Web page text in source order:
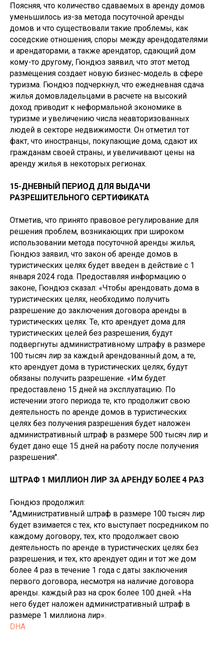
Поясняя, что количество сдаваемых в аренду домов
уменьшилось из-за метода посуточной аренды
домов и что существовали такие проблемы, как
соседские отношения, споры между арендодателями
и арендаторами, а также арендатор, сдающий дом
кому-то другому, Гюндюз заявил, что этот метод
размещения создает новую бизнес-модель в сфере
туризма. Гюндюз подчеркнул, что ежедневная сдача
жилья домовладельцами в расчете на высокий
доход приводит к неформальной экономике в
туризме и увеличению числа неавторизованных
людей в секторе недвижимости. Он отметил тот
факт, что иностранцы, покупающие дома, сдают их
гражданам своей страны, и увеличивают цены на
аренду жилья в некоторых регионах.
15-ДНЕВНЫЙ ПЕРИОД ДЛЯ ВЫДАЧИ
РАЗРЕШИТЕЛЬНОГО СЕРТИФИКАТА
Отметив, что принято правовое регулирование для
решения проблем, возникающих при широком
использовании метода посуточной аренды жилья,
Гюндюз заявил, что закон об аренде домов в
туристических целях будет введен в действие с 1
января 2024 года. Предоставляя информацию о
законе, Гюндюз сказал: «Чтобы арендовать дома в
туристических целях, необходимо получить
разрешение до заключения договора аренды в
туристических целях. Те, кто арендует дома для
туристических целей без разрешения, будут
подвергнуты административному штрафу в размере
100 тысяч лир за каждый арендованный дом, а те,
кто арендует дома в туристических целях, будут
обязаны получить разрешение. «Им будет
предоставлено 15 дней на эксплуатацию. По
истечении этого периода те, кто продолжит свою
деятельность по аренде домов в туристических
целях без получения разрешения будет наложен
административный штраф в размере 500 тысяч лир и
будет дано еще 15 дней на работу после получения
разрешения".
ШТРАФ 1 МИЛЛИОН ЛИР ЗА АРЕНДУ БОЛЕЕ 4 РАЗ
Гюндюз продолжил:
"Административный штраф в размере 100 тысяч лир
будет взимается с тех, кто выступает посредником по
каждому договору, тех, кто продолжает свою
деятельность по аренде в туристических целях без
разрешения, и тех, кто арендует один и тот же дом
более 4 раз в течение 1 года с даты заключения
первого договора, несмотря на наличие договора
аренды. каждый раз на срок более 100 дней. «На
него будет наложен административный штраф в
размере 1 миллиона лир».
DHA